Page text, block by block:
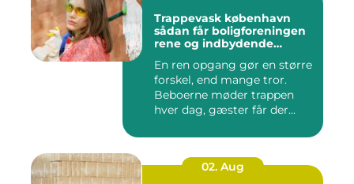
Trappevask københavn
sådan får boligforeningen
rene og indbydende
En ren opgang gør en større
forskel, end mange tror.
Beboerne møder trappen
hver dag, gæster får der...
02. Aug